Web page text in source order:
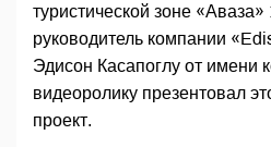
туристической зоне «Аваза»
руководитель компании
Эдисон Касапоглу от имени
видеоролику презентовал
проект.